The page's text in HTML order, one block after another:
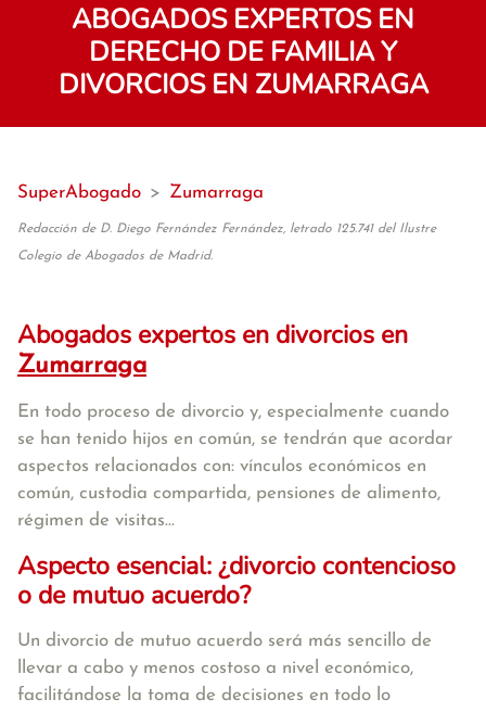
ABOGADOS EXPERTOS EN
DERECHO DE FAMILIA Y
DIVORCIOS EN ZUMARRAGA
SuperAbogado > Zumarraga
Redacción de D. Diego Fernández Fernández, letrado 125.741 del Ilustre
Colegio de Abogados de Madrid.
Abogados expertos en divorcios en
Zumarraga
En todo proceso de divorcio y, especialmente cuando
se han tenido hijos en común, se tendrán que acordar
aspectos relacionados con: vínculos económicos en
común, custodia compartida, pensiones de alimento,
régimen de visitas...
Aspecto esencial: ¿divorcio contencioso
o de mutuo acuerdo?
Un divorcio de mutuo acuerdo será más sencillo de
llevar a cabo y menos costoso a nivel económico,
facilitándose la toma de decisiones en todo lo